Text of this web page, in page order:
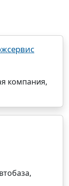
компания,